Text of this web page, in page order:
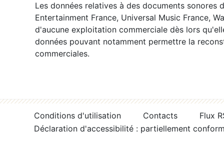
Les données relatives à des documents sonores
Entertainment France, Universal Music France,
d'aucune exploitation commerciale dès lors
données pouvant notamment permettre la
commerciales.
Conditions d'utilisation Contacts
Flux
Déclaration d'accessibilité : partiellement